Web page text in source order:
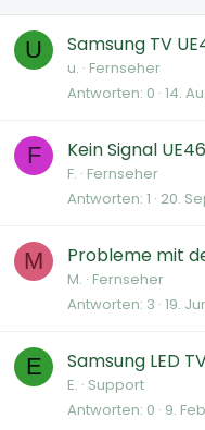
U Samsung TV
u. Fernseher
Antworten 0 14.
F Kein Signal
F. Fernseher
Antworten 1 20.
M Probleme mit
M. Fernseher
Antworten 3 19.
E Samsung LED
E. Support
Antworten 0 9.